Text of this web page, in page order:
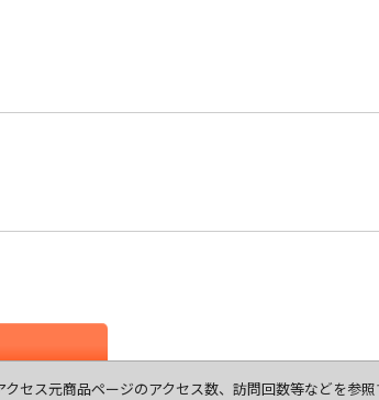
ス元商品ページのアクセス数、訪問回数等などを参